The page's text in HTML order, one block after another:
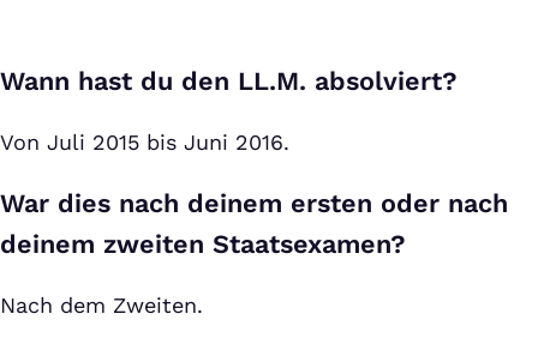
Wann hast du den LL.M. absolviert?
Von Juli 2015 bis Juni 2016.
War dies nach deinem ersten oder nach
deinem zweiten Staatsexamen?
Nach dem Zweiten.